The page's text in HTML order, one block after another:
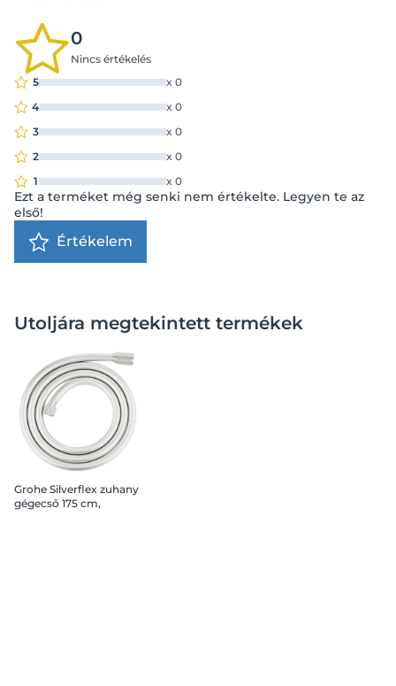
0
Nincs értékelés
5
x 0
4
x 0
3
x 0
2
x 0
1
x 0
Ezt a terméket még senki nem értékelte. Legyen te az
első!
Értékelem
Utoljára megtekintett termékek
Grohe Silverflex zuhany
gégecső 175 cm,